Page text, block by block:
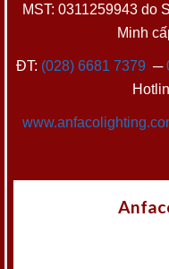
MST: 0311259943 do
Minh
ĐT: (028) 6681 7379 ─